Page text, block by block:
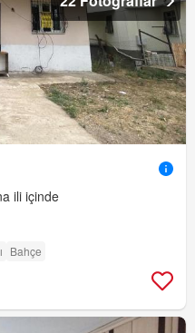
ili içinde
Bahçe